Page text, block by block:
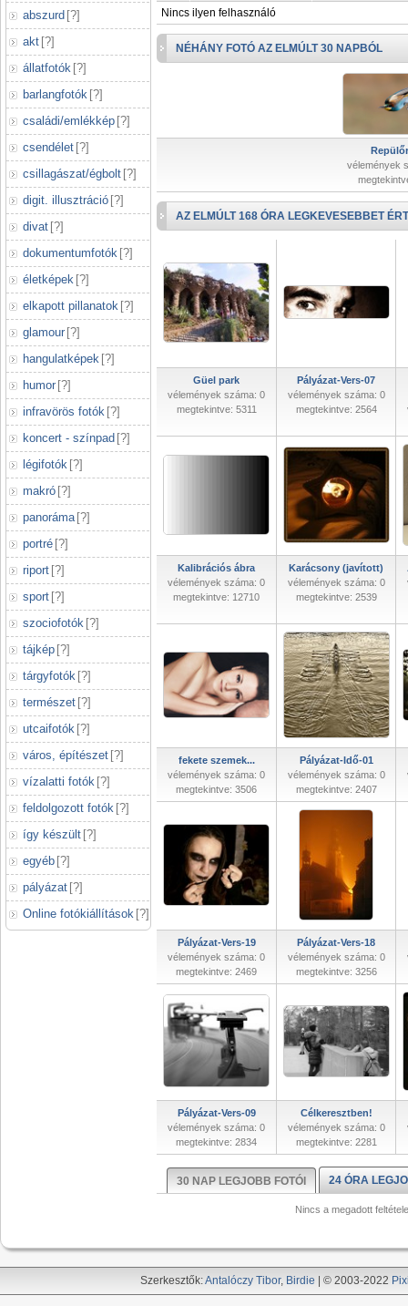
abszurd [?]
akt [?]
állatfotók [?]
barlangfotók [?]
családi/emlékkép [?]
csendélet [?]
csillagászat/égbolt [?]
digit. illusztráció [?]
divat [?]
dokumentumfotók [?]
életképek [?]
elkapott pillanatok [?]
glamour [?]
hangulatképek [?]
humor [?]
infravörös fotók [?]
koncert - színpad [?]
légifotók [?]
makró [?]
panoráma [?]
portré [?]
riport [?]
sport [?]
szociofotók [?]
tájkép [?]
tárgyfotók [?]
természet [?]
utcaifotók [?]
város, építészet [?]
vízalatti fotók [?]
feldolgozott fotók [?]
így készült [?]
egyéb [?]
pályázat [?]
Online fotókiállítások [?]
Nincs ilyen felhasználó
NÉHÁNY FOTÓ AZ ELMÚLT 30 NAPBÓL
vélemények
AZ ELMÚLT 168 ÓRA LEGKEVESEBBET
Güel park
vélemények száma: 0
megtekintve: 5311
Pályázat-Vers-07
vélemények száma: 0
megtekintve: 2564
Kalibrációs ábra
vélemények száma: 0
megtekintve: 12710
Karácsony (javított)
vélemények száma: 0
megtekintve: 2539
fekete szemek...
vélemények száma: 0
megtekintve: 3506
Pályázat-Idő-01
vélemények száma: 0
megtekintve: 2407
Pályázat-Vers-19
vélemények száma: 0
megtekintve: 2469
Pályázat-Vers-18
vélemények száma: 0
megtekintve: 3256
Pályázat-Vers-09
vélemények száma: 0
megtekintve: 2834
Célkeresztben!
vélemények száma: 0
megtekintve: 2281
30 NAP LEGJOBB FOTÓI 24 ÓRA
Nincs a megadott
Szerkesztők:Antalóczy Tibor, Birdie | © 2003-2022